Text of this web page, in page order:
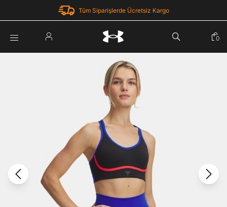
Tüm Siparişlerde Ücretsiz Kargo
Şifremi Unuttum
Giriş Yap
0
Parola Yenileme
Parolayı Yenile
Giriş Sayfasına Dön
Zaten hesabın var mı? Giriş yap